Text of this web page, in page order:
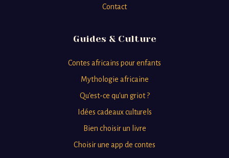
Contact
Guides & Culture
Contes africains pour enfants
Mythologie africaine
Qu'est-ce qu'un griot ?
Idées cadeaux culturels
Bien choisir un livre
Choisir une app de contes